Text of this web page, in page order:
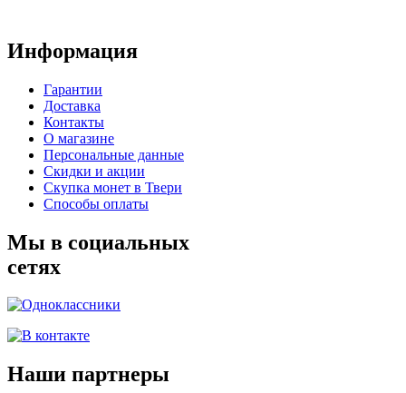
Информация
Гарантии
Доставка
Контакты
О магазине
Персональные данные
Скидки и акции
Скупка монет в Твери
Способы оплаты
Мы в социальных
сетях
Наши партнеры